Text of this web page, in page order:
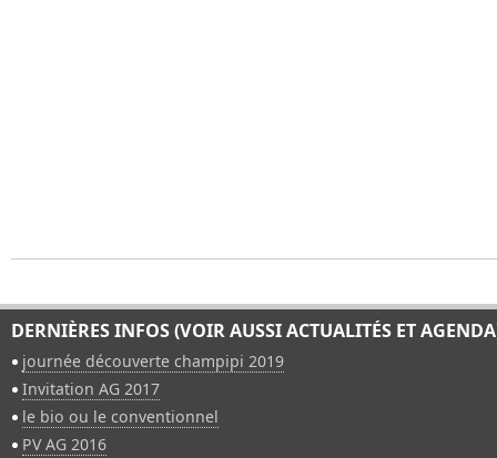
DERNIÈRES INFOS (VOIR AUSSI ACTUALITÉS ET
journée découverte champipi 2019
Invitation AG 2017
le bio ou le conventionnel
PV AG 2016